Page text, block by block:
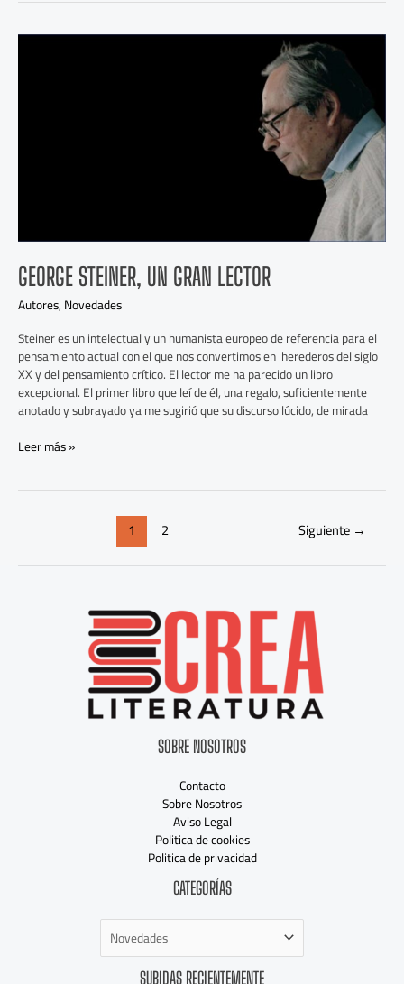
GEORGE STEINER, UN GRAN LECTOR
Autores,Novedades
Steiner es un intelectual y un humanista europeo de referencia para el
pensamiento actual con el que nos convertimos en herederos del siglo
XX y del pensamiento crítico. El lector me ha parecido un libro
excepcional. El primer libro que leí de él, una regalo, suficientemente
anotado y subrayado ya me sugirió que su discurso lúcido, de mirada
George
Leer más »
1 2 Siguiente →
SOBRE NOSOTROS
Contacto
Sobre Nosotros
Aviso Legal
Politica de cookies
Politica de privacidad
CATEGORÍAS
SUBIDAS RECIENTEMENTE